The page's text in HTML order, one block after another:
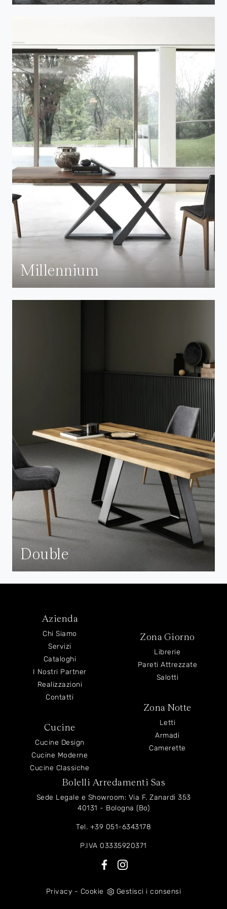
Millennium
Double
Azienda
Chi Siamo
Servizi
Cataloghi
I Nostri Partner
Realizzazioni
Contatti
Cucine
Cucine Design
Cucine Moderne
Cucine Classiche
Zona Giorno
Librerie
Pareti Attrezzate
Salotti
Zona Notte
Letti
Armadi
Camerette
Bolelli Arredamenti Sas
Sede Legale e Showroom: Via F. Zanardi 353
40131 - Bologna (Bo)
Tel. +39 051-6343178
P.IVA 03335920371
Privacy - Cookie Gestisci i consensi